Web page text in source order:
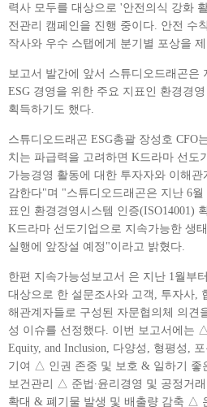
력사 모두를 대상으로 '안전의식 강화
전관리 캠페인을 진행 중이다. 안전 수
작사와 우수 스탭에게 분기별 포상을
보고서 발간에 앞서 스튜디오드래곤은
ESG 경영을 위한 주요 지표인 환경경
획득하기도 했다.
스튜디오드래곤 ESG총괄 장성호 CFO
치는 파급력을 고려하면 K드라마 선도
가능경영 활동에 대한 투자자와 이해
감한다"며 "스튜디오드래곤은 지난 6
표인 환경경영시스템 인증(ISO14001)
K드라마 선도기업으로 지속가능한 생
실행에 앞장설 예정"이라고 밝혔다.
한편 지속가능성보고서 은 지난 1월부
대상으로 한 설문조사와 고객, 투자사,
해관계자들로 구성된 자문협의체 의견
성 이슈를 선정했다. 이번 보고서에는
Equity, and Inclusion, 다양성, 형평성,
기여 △ 인권 존중 및 보호 & 일하기 좋
보건관리 △ 준법∙윤리경영 및 공정거
확대 & 폐기물 발생 및 배출량 감축 △